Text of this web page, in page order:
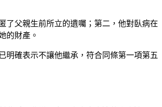
了父親生前所立的遺囑；第二，他對臥病在
的財產。
明確表示不讓他繼承，符合同條第一項第五